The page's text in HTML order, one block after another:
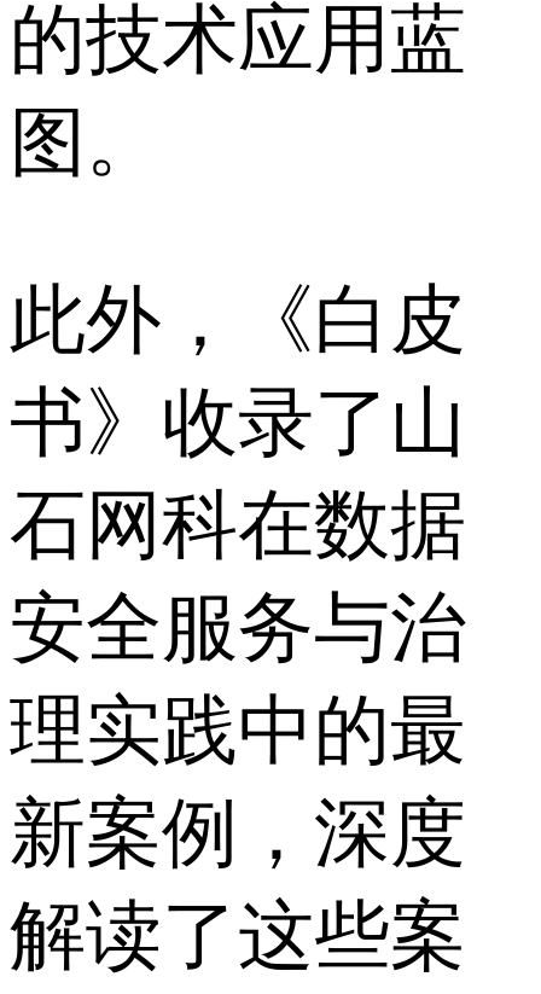
的技术应用蓝
图。
此外，《白皮
书》收录了山
石网科在数据
安全服务与治
理实践中的最
新案例，深度
解读了这些案